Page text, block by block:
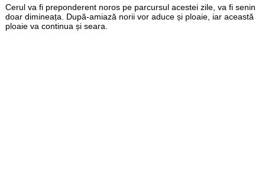
Cerul va fi preponderent noros pe parcursul acestei zile, va fi senin
doar dimineața. După-amiază norii vor aduce și ploaie, iar această
ploaie va continua și seara.